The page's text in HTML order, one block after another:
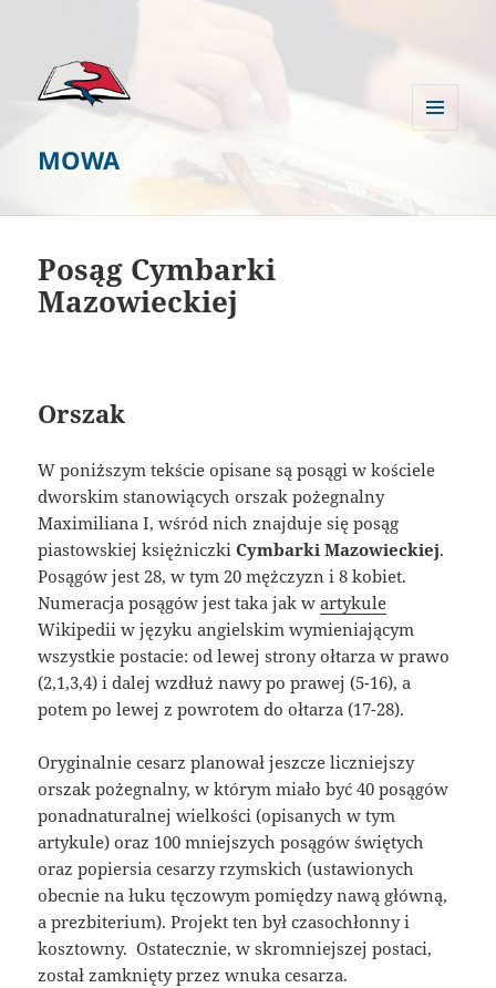
MOWA
Posąg Cymbarki
Mazowieckiej
Orszak
W poniższym tekście opisane są posągi w kościele
dworskim stanowiących orszak pożegnalny
Maximiliana I, wśród nich znajduje się posąg
piastowskiej księżniczkiCymbarki Mazowieckiej.
Posągów jest 28, w tym 20 mężczyzn i 8 kobiet.
Numeracja posągów jest taka jak wartykule
Wikipedii w języku angielskim wymieniającym
wszystkie postacie: od lewej strony ołtarza w prawo
(2,1,3,4) i dalej wzdłuż nawy po prawej (5-16), a
potem po lewej z powrotem do ołtarza (17-28).
Oryginalnie cesarz planował jeszcze liczniejszy
orszak pożegnalny, w którym miało być 40 posągów
ponadnaturalnej wielkości (opisanych w tym
artykule) oraz 100 mniejszych posągów świętych
oraz popiersia cesarzy rzymskich (ustawionych
obecnie na łuku tęczowym pomiędzy nawą główną,
a prezbiterium). Projekt ten był czasochłonny i
kosztowny. Ostatecznie, w skromniejszej postaci,
został zamknięty przez wnuka cesarza.